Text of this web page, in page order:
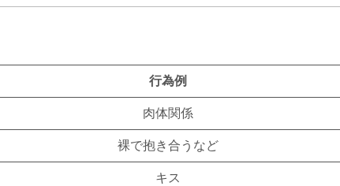
行為例
肉体関係
裸で抱き合うなど
キス